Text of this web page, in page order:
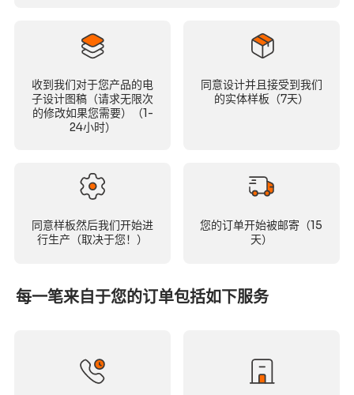
收到我们对于您产品的电
子设计图稿（请求无限次
的修改如果您需要）（1-
24小时）
同意设计并且接受到我们
的实体样板（7天）
同意样板然后我们开始进
行生产（取决于您！）
您的订单开始被邮寄（15
天）
每一笔来自于您的订单包括如下服务